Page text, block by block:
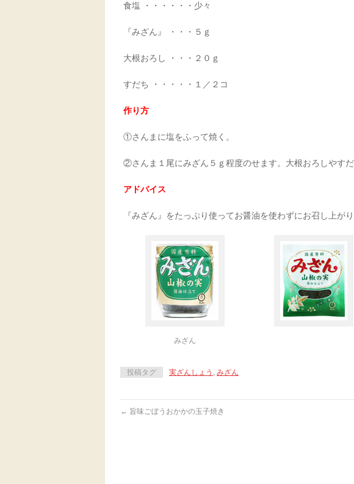
食塩 ・・・・・・少々
『みざん』 ・・・５ｇ
大根おろし ・・・２０ｇ
すだち ・・・・・１／２コ
作り方
①さんまに塩をふって焼く。
②さんま１尾にみざん５ｇ程度のせます。大根おろしやすだ
アドバイス
『みざん』をたっぷり使ってお醤油を使わずにお召し上がり
みざん
投稿タグ 実ざんしょう , みざん
← 旨味ごぼうおかかの玉子焼き